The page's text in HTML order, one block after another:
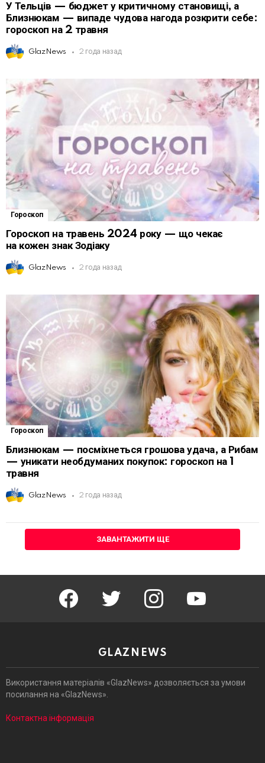
У Тельців — бюджет у критичному становищі, а
Близнюкам — випаде чудова нагода розкрити себе:
гороскоп на 2 травня
GlazNews 2 года назад
Гороскоп
Гороскоп на травень 2024 року — що чекає
на кожен знак Зодіаку
GlazNews 2 года назад
Гороскоп
Близнюкам — посміхнеться грошова удача, а Рибам
— уникати необдуманих покупок: гороскоп на 1
травня
GlazNews 2 года назад
ЗАВАНТАЖИТИ ЩЕ
facebook twitter instagram youtube
GLAZNEWS
Використання матеріалів «GlazNews» дозволяється за умови
посилання на «GlazNews».
Контактна інформація